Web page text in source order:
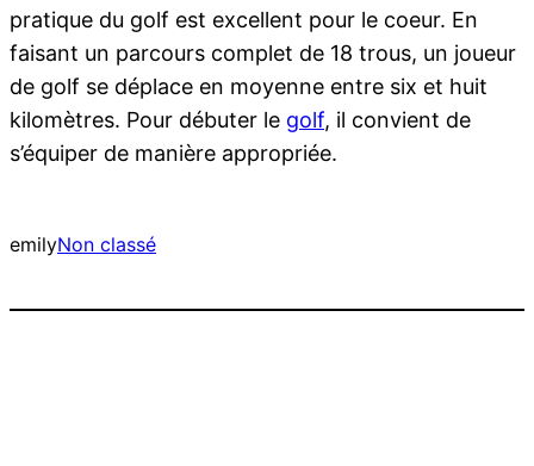
pratique du golf est excellent pour le coeur. En
faisant un parcours complet de 18 trous, un joueur
de golf se déplace en moyenne entre six et huit
kilomètres. Pour débuter le golf, il convient de
s’équiper de manière appropriée.
emilyNon classé